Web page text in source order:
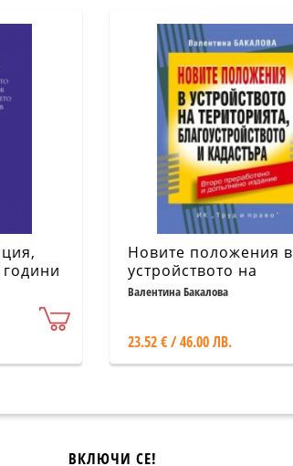
Новите положения в
устройството на
територията,
Валентина Бакалова
23.52 € / 46.00 ЛВ.
ВКЛЮЧИ СЕ!